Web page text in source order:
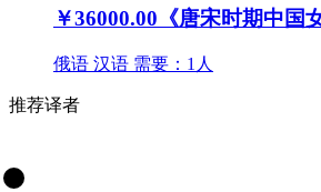
￥36000.00 《唐宋时期中国
俄语 汉语 需要：1人
推荐译者